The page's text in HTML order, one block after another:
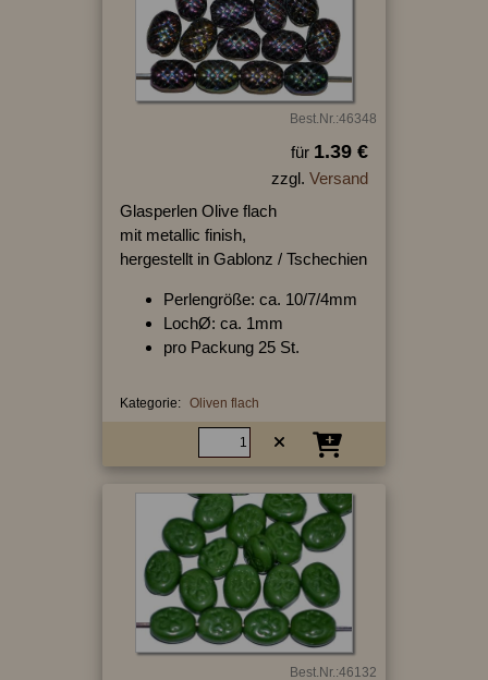
Best.Nr.:46348
für 1.39 €
zzgl. Versand
Glasperlen Olive flach
mit metallic finish,
hergestellt in Gablonz / Tschechien
Perlengröße: ca. 10/7/4mm
LochØ: ca. 1mm
pro Packung 25 St.
Kategorie: Oliven flach
Best.Nr.:46132